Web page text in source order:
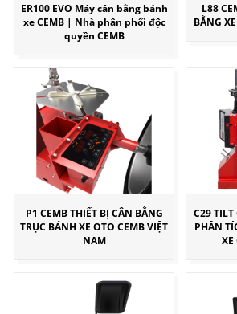
ER100 EVO Máy cân bằng bánh
xe CEMB | Nhà phân phối độc
quyền CEMB
L88
BẰNG
P1 CEMB THIẾT BỊ CÂN BẰNG
TRỤC BÁNH XE OTO CEMB VIỆT
NAM
C29 TILT
PHÂN
XE